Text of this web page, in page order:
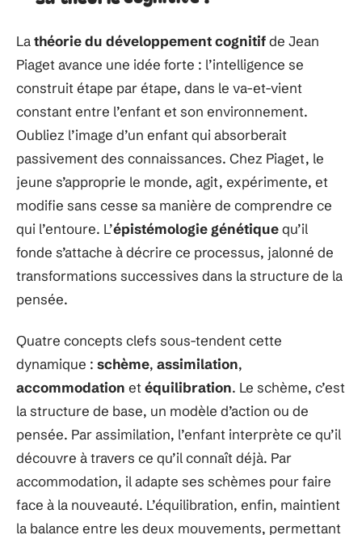
Lathéorie du développement cognitifde Jean
Piaget avance une idée forte : l’intelligence se
construit étape par étape, dans le va-et-vient
constant entre l’enfant et son environnement.
Oubliez l’image d’un enfant qui absorberait
passivement des connaissances. Chez Piaget, le
jeune s’approprie le monde, agit, expérimente, et
modifie sans cesse sa manière de comprendre ce
qui l’entoure. L’épistémologie génétiquequ’il
fonde s’attache à décrire ce processus, jalonné de
transformations successives dans la structure de la
pensée.
Quatre concepts clefs sous-tendent cette
dynamique : schème, assimilation,
accommodation et équilibration. Le schème, c’est
la structure de base, un modèle d’action ou de
pensée. Par assimilation, l’enfant interprète ce qu’il
découvre à travers ce qu’il connaît déjà. Par
accommodation, il adapte ses schèmes pour faire
face à la nouveauté. L’équilibration, enfin, maintient
la balance entre les deux mouvements, permettant